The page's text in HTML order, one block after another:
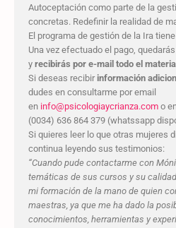
Autoceptación como parte de la
concretas. Redefinir la realidad de
El programa de gestión de la Ira
Una vez efectuado el pago,
y recibirás por e-mail todo el
Si deseas recibir información
dudes en consultarme por email
en info@psicologiaycrianza.com o
(0034) 636 864 379 (whatssapp
Si quieres leer lo que otras mujeres
continua leyendo sus testimonios:
“Cuando pude contactarme con
temáticas de sus cursos y su
mi formación de la mano de quien
maestras, ya que me ha dado la
conocimientos, herramientas y